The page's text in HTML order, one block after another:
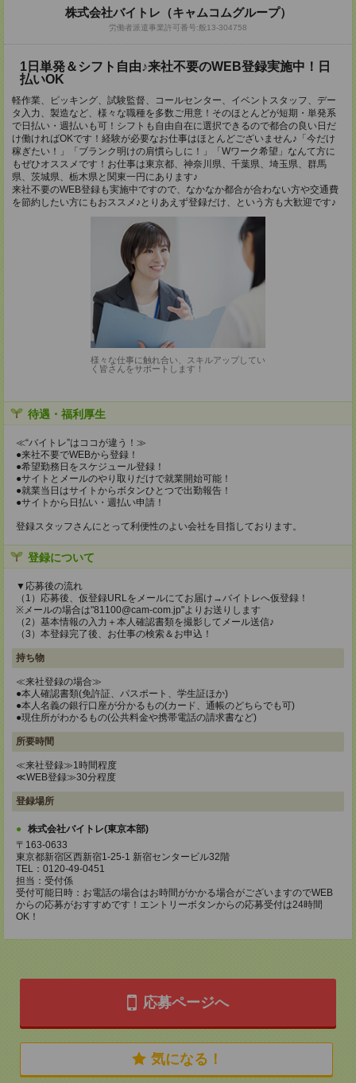
株式会社バイトレ（キャムコムグループ）
労働者派遣事業許可番号:般13-304758
1日単発＆シフト自由♪来社不要のWEB登録実施中！日
払いOK
軽作業、ピッキング、試験監督、コールセンター、イベントスタッフ、デー
タ入力、製造など、様々な職種を多数ご用意！そのほとんどが短期・単発系
で日払い・週払いも可！シフトも自由自在に選択できるので都合の良い日だ
け働ければOKです！経験が必要なお仕事はほとんどございません♪「今だけ
稼ぎたい！」「ブランク明けの肩慣らしに！」「Wワーク希望」なんて方に
もぜひオススメです！お仕事は東京都、神奈川県、千葉県、埼玉県、群馬
県、茨城県、栃木県と関東一円にあります♪
来社不要のWEB登録も実施中ですので、なかなか都合が合わない方や交通費
を節約したい方にもおススメ♪とりあえず登録だけ、という方も大歓迎です♪
様々な仕事に触れ合い、スキルアップしてい
く皆さんをサポートします！
待遇・福利厚生
≪“バイトレ”はココが違う！≫
●来社不要でWEBから登録！
●希望勤務日をスケジュール登録！
●サイトとメールのやり取りだけで就業開始可能！
●就業当日はサイトからボタンひとつで出勤報告！
●サイトから日払い・週払い申請！
登録スタッフさんにとって利便性のよい会社を目指しております。
登録について
▼応募後の流れ
（1）応募後、仮登録URLをメールにてお届け→バイトレへ仮登録！
※メールの場合は"81100@cam-com.jp"よりお送りします
（2）基本情報の入力＋本人確認書類を撮影してメール送信♪
（3）本登録完了後、お仕事の検索＆お申込！
持ち物
≪来社登録の場合≫
●本人確認書類(免許証、パスポート、学生証ほか)
●本人名義の銀行口座が分かるもの(カード、通帳のどちらでも可)
●現住所がわかるもの(公共料金や携帯電話の請求書など)
所要時間
≪来社登録≫1時間程度
≪WEB登録≫30分程度
登録場所
株式会社バイトレ(東京本部)
〒163-0633
東京都新宿区西新宿1-25-1 新宿センタービル32階
TEL：0120-49-0451
担当：受付係
受付可能日時：お電話の場合はお時間がかかる場合がございますのでWEB
からの応募がおすすめです！エントリーボタンからの応募受付は24時間
OK！
応募ページへ
気になる！